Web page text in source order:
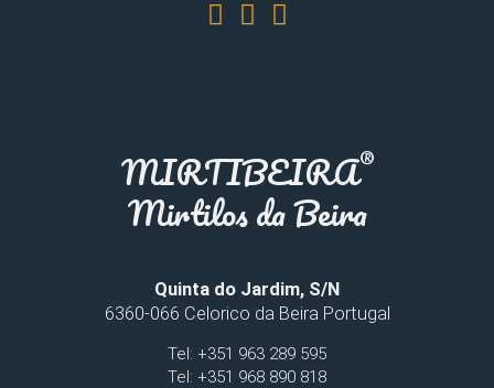
MIRTIBEIRA®
Mirtilos da Beira
Quinta do Jardim, S/N
6360-066 Celorico da Beira Portugal
Tel: +351 963 289 595
Tel: +351 968 890 818